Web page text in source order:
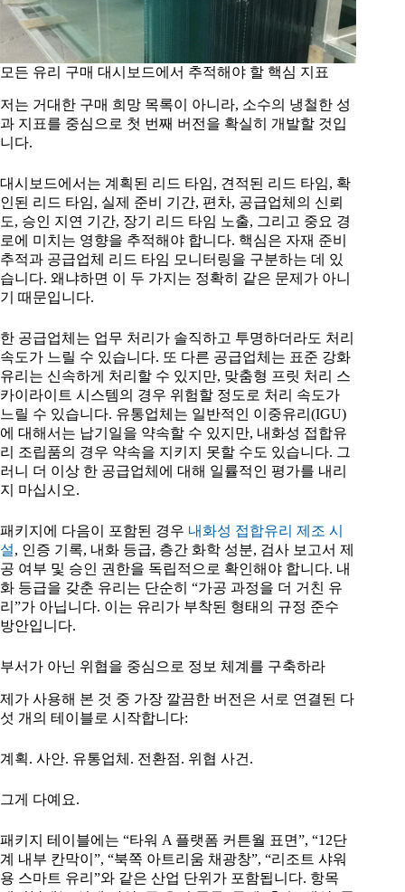
모든 유리 구매 대시보드에서 추적해야 할 핵심 지표
저는 거대한 구매 희망 목록이 아니라, 소수의 냉철한 성
과 지표를 중심으로 첫 번째 버전을 확실히 개발할 것입
니다.
대시보드에서는 계획된 리드 타임, 견적된 리드 타임, 확
인된 리드 타임, 실제 준비 기간, 편차, 공급업체의 신뢰
도, 승인 지연 기간, 장기 리드 타임 노출, 그리고 중요 경
로에 미치는 영향을 추적해야 합니다. 핵심은 자재 준비
추적과 공급업체 리드 타임 모니터링을 구분하는 데 있
습니다. 왜냐하면 이 두 가지는 정확히 같은 문제가 아니
기 때문입니다.
한 공급업체는 업무 처리가 솔직하고 투명하더라도 처리
속도가 느릴 수 있습니다. 또 다른 공급업체는 표준 강화
유리는 신속하게 처리할 수 있지만, 맞춤형 프릿 처리 스
카이라이트 시스템의 경우 위험할 정도로 처리 속도가
느릴 수 있습니다. 유통업체는 일반적인 이중유리(IGU)
에 대해서는 납기일을 약속할 수 있지만, 내화성 접합유
리 조립품의 경우 약속을 지키지 못할 수도 있습니다. 그
러니 더 이상 한 공급업체에 대해 일률적인 평가를 내리
지 마십시오.
패키지에 다음이 포함된 경우 내화성 접합유리 제조 시
설, 인증 기록, 내화 등급, 층간 화학 성분, 검사 보고서 제
공 여부 및 승인 권한을 독립적으로 확인해야 합니다. 내
화 등급을 갖춘 유리는 단순히 “가공 과정을 더 거친 유
리”가 아닙니다. 이는 유리가 부착된 형태의 규정 준수
방안입니다.
부서가 아닌 위협을 중심으로 정보 체계를 구축하라
제가 사용해 본 것 중 가장 깔끔한 버전은 서로 연결된 다
섯 개의 테이블로 시작합니다:
계획. 사안. 유통업체. 전환점. 위협 사건.
그게 다예요.
패키지 테이블에는 “타워 A 플랫폼 커튼월 표면”, “12단
계 내부 칸막이”, “북쪽 아트리움 채광창”, “리조트 샤워
용 스마트 유리”와 같은 산업 단위가 포함됩니다. 항목